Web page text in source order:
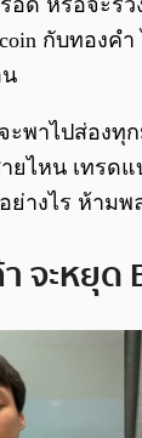
อด หรือจะร่ว
กับทองค
ะพาไปส่องทุ
ไหน เทรดแ
ย่างไร ห้ามพ
จะหยุด